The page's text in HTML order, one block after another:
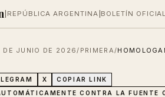
REPÚBLICA ARGENTINA BOLETÍN OFICIAL
DE JUNIO DE 2026/ PRIMERA/
X
COPIAR LINK
CONTRA LA FUENTE